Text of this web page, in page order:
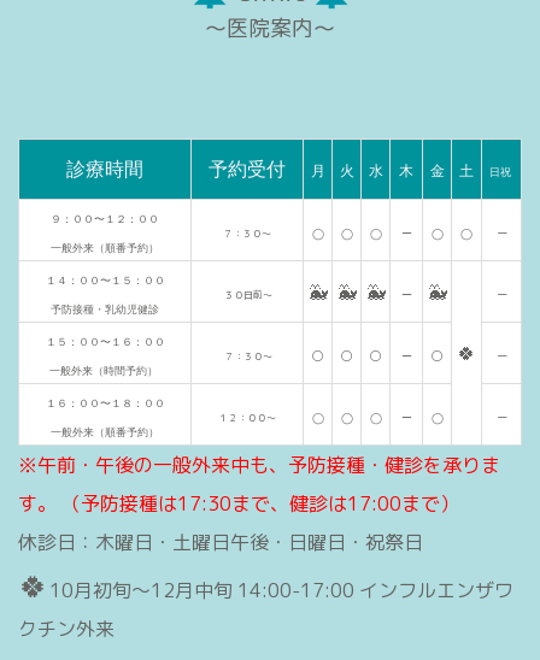
〜医院案内〜
診療時間 予約受付 月 火 水 木 金 土 日祝
９：００〜１２：００
一般外来（順番予約）
７：３０〜 ◯ ◯ ◯ ー ◯ ◯ ー
１４：００〜１５：００
予防接種・乳幼児健診
３０日前〜 🐳 🐳 🐳 ー 🐳
🍀
ー
１５：００〜１６：００
一般外来（時間予約）
７：３０〜 ◯ ◯ ◯ ー ◯ ー
１６：００〜１８：００
一般外来（順番予約）
１２：００〜 ◯ ◯ ◯ ー ◯ ー
※午前・午後の一般外来中も、予防接種・健診を承りま
す。
（予防接種は17:30まで、健診は17:00まで）
休診日：木曜日・土曜日午後・日曜日・祝祭日
🍀 10月初旬〜12月中旬 14:00-17:00 インフルエンザワ
クチン外来